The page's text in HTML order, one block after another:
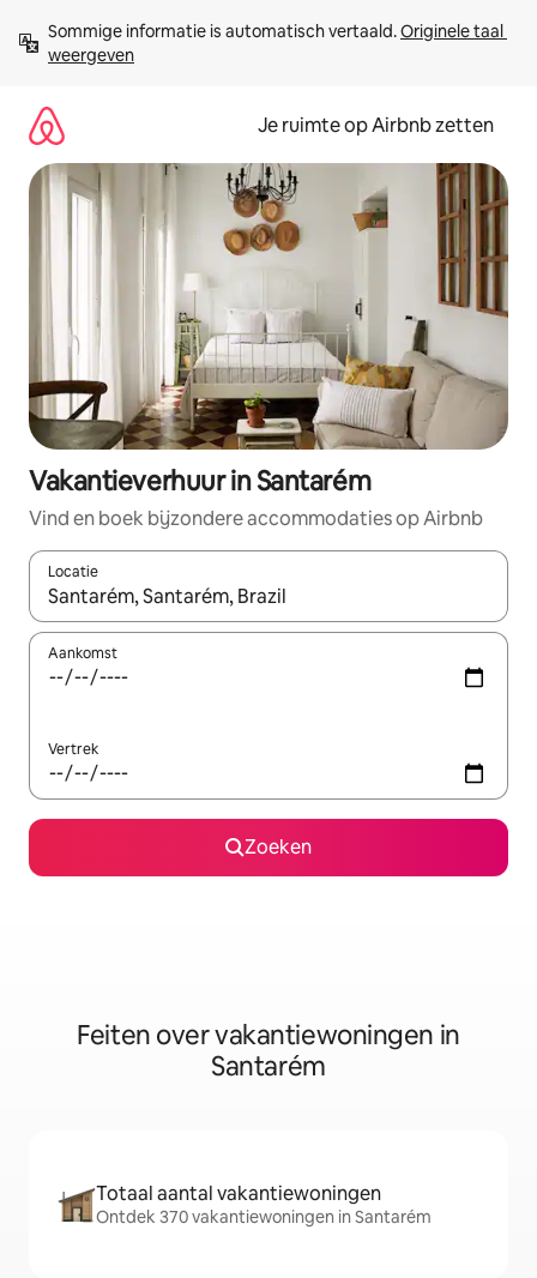
direct
naar
Sommige informatie is automatisch vertaald. Originele taal
weergeven
Je ruimte op Airbnb zetten
Vakantieverhuur in Santarém
Vind en boek bijzondere accommodaties op Airbnb
Locatie
Wanneer er suggesties beschikbaar zijn, maak je een keuze
Aankomst
Vertrek
Zoeken
Feiten over vakantiewoningen in
Santarém
Totaal aantal vakantiewoningen
Ontdek 370 vakantiewoningen in Santarém